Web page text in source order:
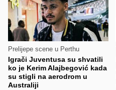
Prelijepe scene u Perthu
Igrači Juventusa su shvatili
ko je Kerim Alajbegović kada
su stigli na aerodrom u
Australiji